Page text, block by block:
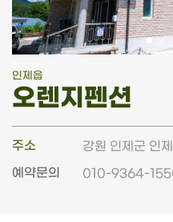
인제읍
오렌지펜션
주소
강원 인제군 인
예약문의
010-9364-